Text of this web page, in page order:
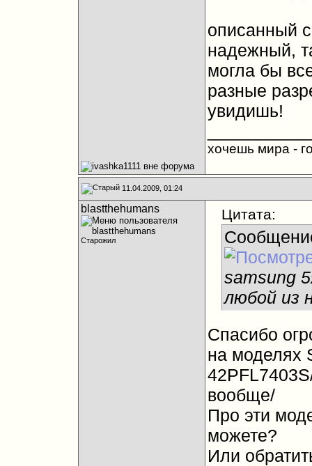
описанный
надежный,
могла бы
разные
увидишь!
хочешь мира -
11.04.2009, 01:24
blastthehumans
Старожил
Цитата:
samsung
любой из
Спасибо
на моделях
вообще/
Про эти
можете?
Или